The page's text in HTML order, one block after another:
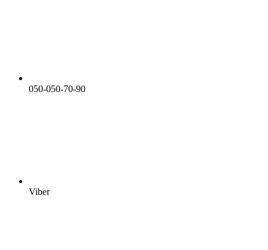
050-050-70-90
Viber